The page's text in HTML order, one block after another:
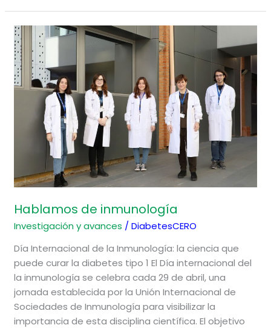
Hablamos de inmunología
Investigación y avances /DiabetesCERO
Día Internacional de la Inmunología: la ciencia que
puede curar la diabetes tipo 1 El Día internacional del
la inmunología se celebra cada 29 de abril, una
jornada establecida por la Unión Internacional de
Sociedades de Inmunología para visibilizar la
importancia de esta disciplina científica. El objetivo
Hablamos
de
inmunología